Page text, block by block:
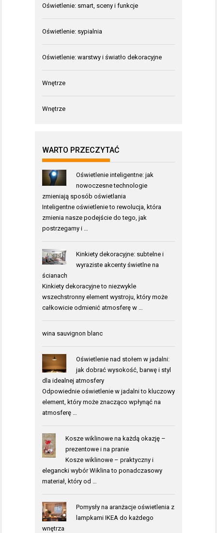
Oświetlenie: smart, sceny i funkcje
Oświetlenie: sypialnia
Oświetlenie: warstwy i światło dekoracyjne
Wnętrze
Wnętrze
WARTO PRZECZYTAĆ
Oświetlenie inteligentne: jak
nowoczesne technologie
zmieniają sposób oświetlania
Inteligentne oświetlenie to rewolucja, która
zmienia nasze podejście do tego, jak
postrzegamy i …
Kinkiety dekoracyjne: subtelne i
wyraziste akcenty świetlne na
ścianach
Kinkiety dekoracyjne to niezwykle
wszechstronny element wystroju, który może
całkowicie odmienić atmosferę w …
wina sauvignon blanc
Oświetlenie nad stołem w jadalni:
jak dobrać wysokość, barwę i styl
dla idealnej atmosfery
Odpowiednie oświetlenie w jadalni to kluczowy
element, który może znacząco wpłynąć na
atmosferę …
Kosze wiklinowe na każdą okazję –
prezentowe i na pranie
Kosze wiklinowe – praktyczny i
elegancki wybór Wiklina to ponadczasowy
materiał, który od …
Pomysły na aranżacje oświetlenia z
lampkami IKEA do każdego
wnętrza